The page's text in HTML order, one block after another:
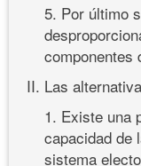
5. Por último
componentes
II. Las
1. Existe una
capacidad de
sistema